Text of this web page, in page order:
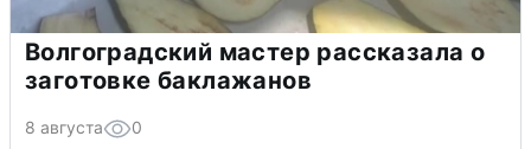
Волгоградский мастер рассказала о
заготовке баклажанов
8 августа 0